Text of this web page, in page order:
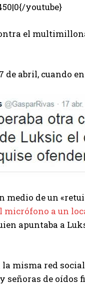
youtube}
el
de abril, cuando
medio de un
micrófono a un
apuntaba a
misma red
señoras de oídos